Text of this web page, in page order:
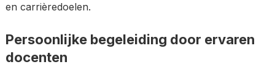
en carrièredoelen.
Persoonlijke begeleiding door ervaren
docenten